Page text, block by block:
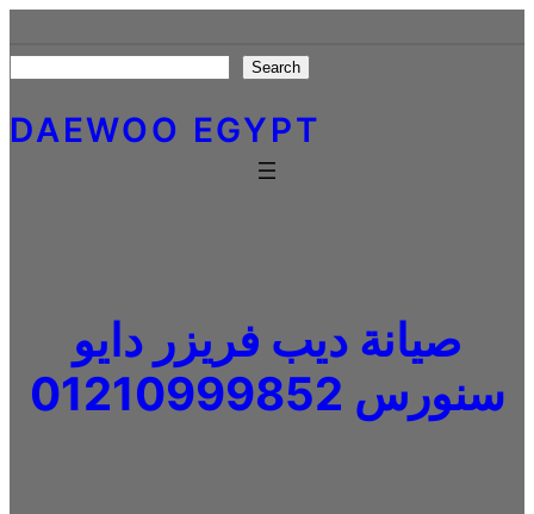
to
content
Search
DAEWOO EGYPT
صيانة ديب فريزر دايو
سنورس 01210999852